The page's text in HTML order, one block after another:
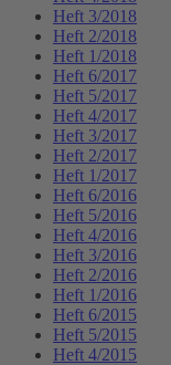
Heft 3/2018
Heft 2/2018
Heft 1/2018
Heft 6/2017
Heft 5/2017
Heft 4/2017
Heft 3/2017
Heft 2/2017
Heft 1/2017
Heft 6/2016
Heft 5/2016
Heft 4/2016
Heft 3/2016
Heft 2/2016
Heft 1/2016
Heft 6/2015
Heft 5/2015
Heft 4/2015